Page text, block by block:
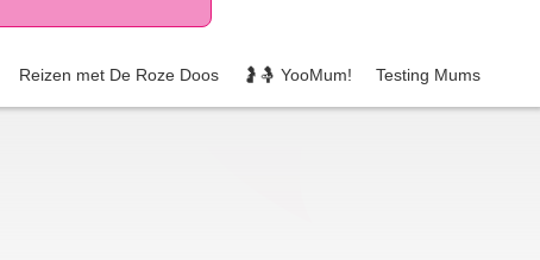
Reizen met De Roze Doos 🤰🤱 YooMum! Testing Mums